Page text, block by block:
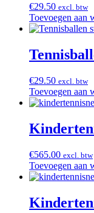
€29.50 excl. btw
Toevoegen aan
€29.50 excl. btw
Toevoegen aan
€565.00 excl. btw
Toevoegen aan